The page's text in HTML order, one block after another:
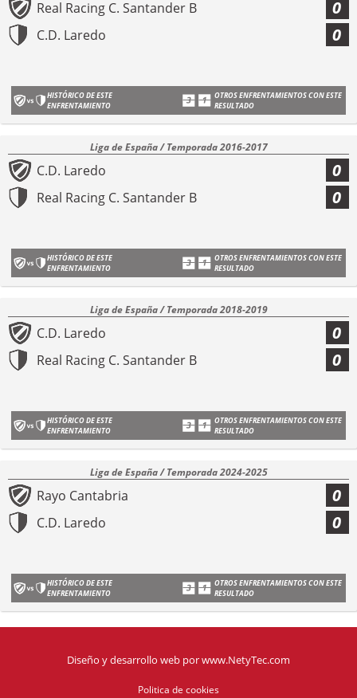
Real Racing C. Santander B 0
C.D. Laredo 0
HISTÓRICO DE ESTE
ENFRENTAMIENTO
OTROS ENFRENTAMIENTOS CON ESTE
RESULTADO
Liga de España / Temporada 2016-2017
C.D. Laredo 0
Real Racing C. Santander B 0
HISTÓRICO DE ESTE
ENFRENTAMIENTO
OTROS ENFRENTAMIENTOS CON ESTE
RESULTADO
Liga de España / Temporada 2018-2019
C.D. Laredo 0
Real Racing C. Santander B 0
HISTÓRICO DE ESTE
ENFRENTAMIENTO
OTROS ENFRENTAMIENTOS CON ESTE
RESULTADO
Liga de España / Temporada 2024-2025
Rayo Cantabria 0
C.D. Laredo 0
HISTÓRICO DE ESTE
ENFRENTAMIENTO
OTROS ENFRENTAMIENTOS CON ESTE
RESULTADO
Diseño y desarrollo web porwww.NetyTec.com
Politica de cookies